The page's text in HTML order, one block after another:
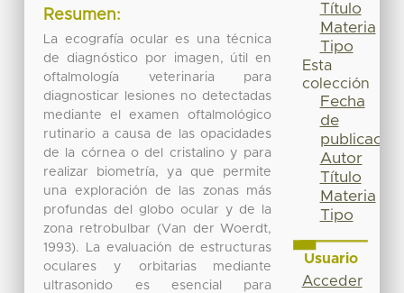
Resumen:
La ecografía ocular es una técnica
de diagnóstico por imagen, útil en
oftalmología veterinaria para
diagnosticar lesiones no detectadas
mediante el examen oftalmológico
rutinario a causa de las opacidades
de la córnea o del cristalino y para
realizar biometría, ya que permite
una exploración de las zonas más
profundas del globo ocular y de la
zona retrobulbar (Van der Woerdt,
1993). La evaluación de estructuras
oculares y orbitarias mediante
ultrasonido es esencial para
Título
Materia
Tipo
Esta
colección
Fecha
de
publicación
Autor
Título
Materia
Tipo
Usuario
Acceder